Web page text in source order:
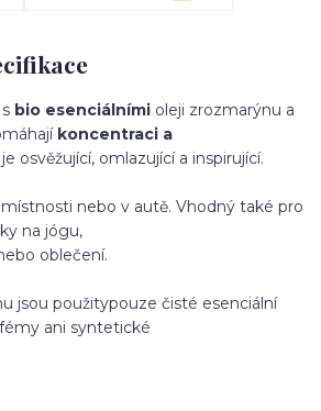
bio esenciálními oleji zrozmarýnu a
koncentraci a
osvěžující, omlazující a inspirující.
místnosti nebo v autě. Vhodný také pro
na jógu,
oblečení.
jsou použitypouze čisté esenciální
ani syntetické